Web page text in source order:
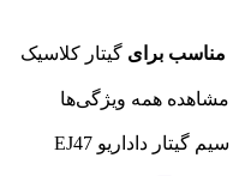
مناسب برای گیتار کلاسیک
مشاهده همه ویژگی‌ها
سیم گیتار داداریو EJ47